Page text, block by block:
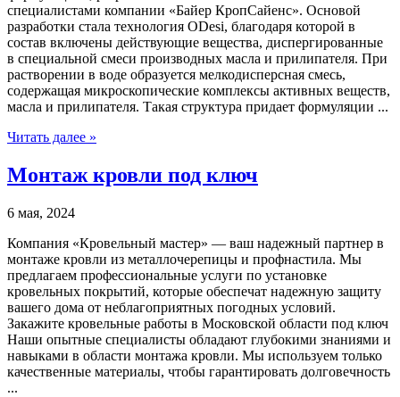
специалистами компании «Байер КропСайенс». Основой
разработки стала технология ODesi, благодаря которой в
состав включены действующие вещества, диспергированные
в специальной смеси производных масла и прилипателя. При
растворении в воде образуется мелкодисперсная смесь,
содержащая микроскопические комплексы активных веществ,
масла и прилипателя. Такая структура придает формуляции ...
Читать далее »
Монтаж кровли под ключ
6 мая, 2024
Компания «Кровельный мастер» — ваш надежный партнер в
монтаже кровли из металлочерепицы и профнастила. Мы
предлагаем профессиональные услуги по установке
кровельных покрытий, которые обеспечат надежную защиту
вашего дома от неблагоприятных погодных условий.
Закажите кровельные работы в Московской области под ключ
Наши опытные специалисты обладают глубокими знаниями и
навыками в области монтажа кровли. Мы используем только
качественные материалы, чтобы гарантировать долговечность
...